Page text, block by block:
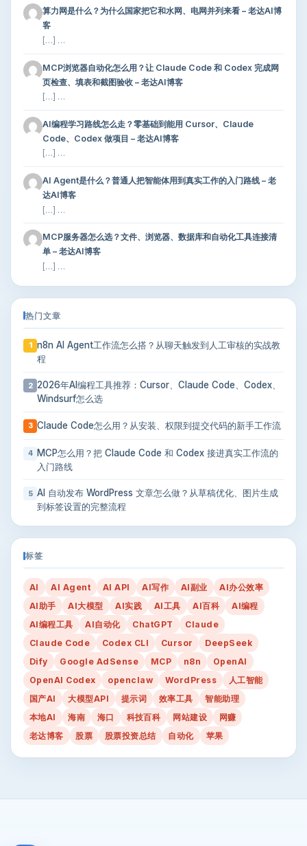
算力网是什么？为什么国家把它和水网、电网并列来看 – 老达AI博
客
[…] …
MCP浏览器自动化怎么用？让 Claude Code 和 Codex 完成网
页检查、填表和截图验收 – 老达AI博客
[…] …
AI编程学习路线怎么走？零基础到能用 Cursor、Claude
Code、Codex 做项目 – 老达AI博客
[…] …
AI Agent是什么？普通人把智能体用到真实工作的入门路线 – 老
达AI博客
[…] …
MCP服务器怎么选？文件、浏览器、数据库和自动化工具连接清
单 – 老达AI博客
[…] …
热门文章
1
n8n AI Agent工作流怎么搭？从聊天触发到人工审核的实战教
程
2 2026年AI编程工具推荐：Cursor、Claude Code、Codex、
Windsurf怎么选
3 Claude Code怎么用？从安装、权限到提交代码的新手工作流
4 MCP怎么用？把 Claude Code 和 Codex 接进真实工作流的
入门路线
5 AI 自动发布 WordPress 文章怎么做？从草稿优化、图片生成
到标签设置的完整流程
标签
AI AI Agent AI API AI写作 AI副业
AI办公效率
AI助手
AI大模型 AI实践 AI工具 AI百科
AI编程
AI编程工具
AI自动化 ChatGPT
Claude
Claude Code
Codex CLI Cursor
DeepSeek
Dify
Google AdSense MCP n8n
OpenAI
OpenAI Codex
openclaw WordPress
人工智能
国产AI
大模型API 提示词 效率工具
智能助理
本地AI
海南 海口 科技百科 网站建设
网赚
老达博客
股票 股票投资总结 自动化 苹果